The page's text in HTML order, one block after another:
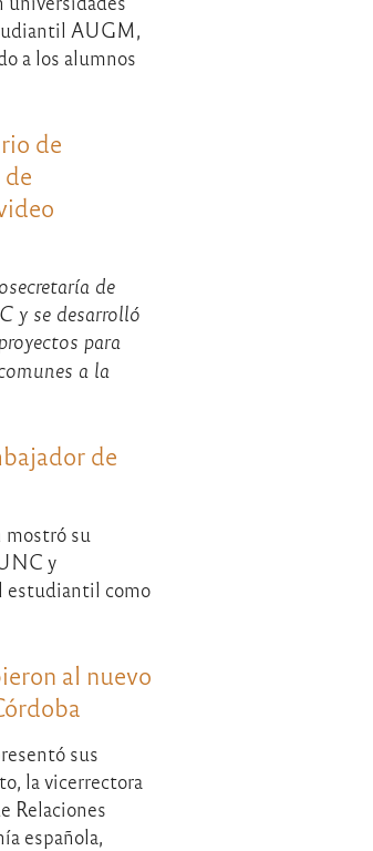
AUGM,
a los alumnos
de
de
y se desarrolló
para
a la
de
mostró su
y
estudiantil como
al nuevo
sus
la vicerrectora
Relaciones
española,